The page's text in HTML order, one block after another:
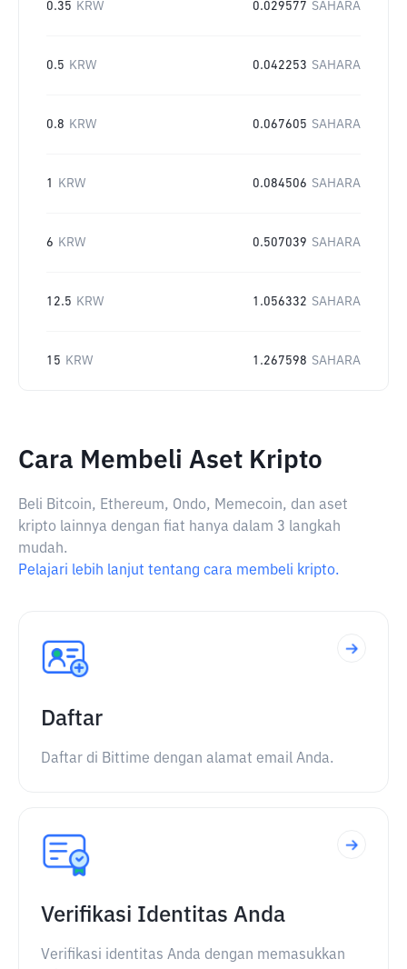
0.35 KRW 0.029577 SAHARA
0.5 KRW 0.042253 SAHARA
0.8 KRW 0.067605 SAHARA
1 KRW 0.084506 SAHARA
6 KRW 0.507039 SAHARA
12.5 KRW 1.056332 SAHARA
15 KRW 1.267598 SAHARA
Cara Membeli Aset Kripto
Beli Bitcoin, Ethereum, Ondo, Memecoin, dan aset
kripto lainnya dengan fiat hanya dalam 3 langkah
mudah.
Pelajari lebih lanjut tentang cara membeli kripto.
Daftar
Daftar di Bittime dengan alamat email Anda.
Verifikasi Identitas Anda
Verifikasi identitas Anda dengan memasukkan